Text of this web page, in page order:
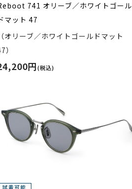
741 オリーブ／ホワイトゴール
マット 47
（オリーブ／ホワイトゴールドマット
）
円(税込)